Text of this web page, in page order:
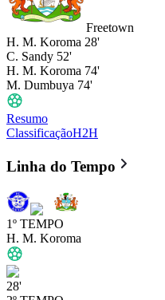
Freetown
H. M. Koroma 28'
C. Sandy 52'
H. M. Koroma 74'
M. Dumbuya 74'
Resumo
ClassificaçãoH2H
Kallonvs
Linha do Tempo
1º TEMPO
H. M. Koroma
28'